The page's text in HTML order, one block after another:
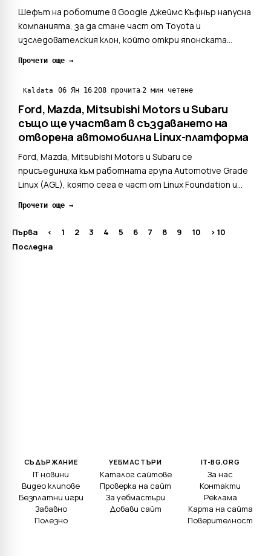
Шефът на роботите в Google Джеймс Къфнър напусна
компанията, за да стане част от Toyota и
изследователския клон, който откри японската
създателите на звеното, занимаващо се с
да се окаже истински удар по...
Прочети още →
Kaldata 06 Ян 16·208 прочита·2 мин четене
Ford, Mazda, Mitsubishi Motors и Subaru
също ще участват в създаването на
отворена автомобилна Linux-платформа
Ford, Mazda, Mitsubishi Motors и Subaru се
присъединиха към работната група Automotive Grade
Linux (AGL), която сега е част от Linux Foundation и
софтуер за автомобили, базиран на платформата
Toyota, H...
Прочети още →
Първа < 1 2 3 4 5 6 7 8 9 10
> 10
Последна
СЪДЪРЖАНИЕ
IT новини
Видео клипове
Безплатни игри
Забавно
Полезно
УЕБМАСТЪРИ
Каталог сайтове
Проверка на сайт
За уебмастъри
Добави сайт
IT-BG.ORG
За нас
Контакти
Реклама
Карта на сайта
Поверителност